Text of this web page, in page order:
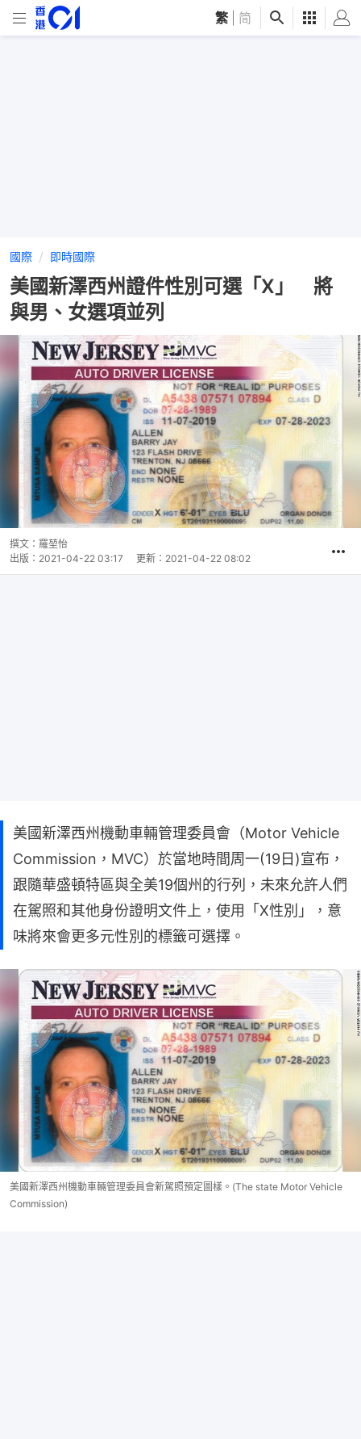
繁 简
國際 即時國際
美國新澤西州證件性別可選「X」 將
與男、女選項並列
撰文： 羅堃怡
出版： 2021-04-22 03:17 更新： 2021-04-22 08:02
美國新澤西州機動車輛管理委員會（Motor Vehicle
Commission，MVC）於當地時間周一(19日)宣布，
跟隨華盛頓特區與全美19個州的行列，未來允許人們
在駕照和其他身份證明文件上，使用「X性別」，意
味將來會更多元性別的標籤可選擇。
美國新澤西州機動車輛管理委員會新駕照預定圖樣。(The state Motor Vehicle
Commission)